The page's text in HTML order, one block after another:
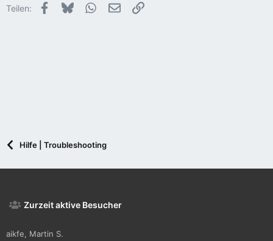
o
Teilen: Facebook
Bluesky WhatsApp
E-MailLink
Hilfe | Troubleshooting
Zurzeit aktive Besucher
aikfe Martin S.